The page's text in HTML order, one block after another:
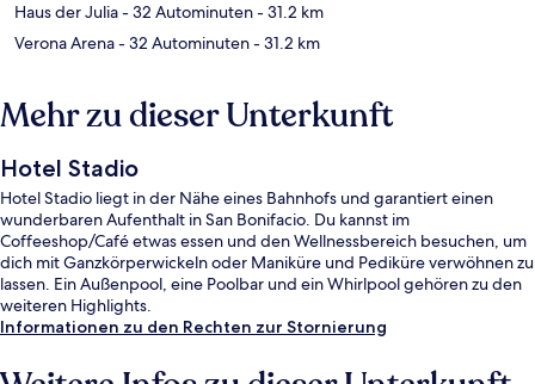
Haus der Julia- 32 Autominuten- 31.2 km
Verona Arena- 32 Autominuten- 31.2 km
Mehr zu dieser Unterkunft
Hotel Stadio
Hotel Stadio liegt in der Nähe eines Bahnhofs und garantiert einen
wunderbaren Aufenthalt in San Bonifacio. Du kannst im
Coffeeshop/Café etwas essen und den Wellnessbereich besuchen, um
dich mit Ganzkörperwickeln oder Maniküre und Pediküre verwöhnen zu
lassen. Ein Außenpool, eine Poolbar und ein Whirlpool gehören zu den
weiteren Highlights.
Informationen zu den Rechten zur Stornierung